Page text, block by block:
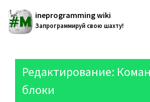
ineprogramming wiki
Запрограммируй свою шахту!
Главная
Редактирование:
блоки